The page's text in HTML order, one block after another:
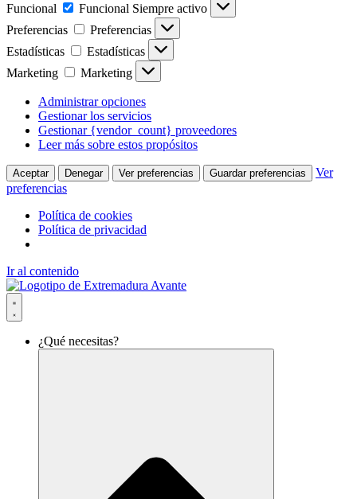
Funcional
Funcional Siempre activo
Preferencias
Preferencias
Estadísticas
Estadísticas
Marketing
Marketing
Administrar opciones
Gestionar los servicios
Gestionar {vendor_count} proveedores
Leer más sobre estos propósitos
Aceptar Denegar Ver preferencias Guardar preferencias
Ver
preferencias
Política de cookies
Política de privacidad
Ir al contenido
¿Qué necesitas?